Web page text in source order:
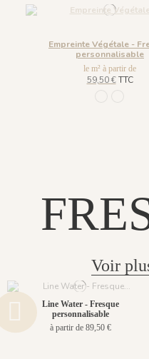
Empreinte Végétale -
personnalisable
le m² à partir de
59,50 €TTC
Voir
Line Water - Fresque
personnalisable
à partir de 89,50 €